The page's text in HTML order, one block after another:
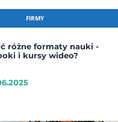
FIRMY
różne formaty nauki -
i kursy wideo?